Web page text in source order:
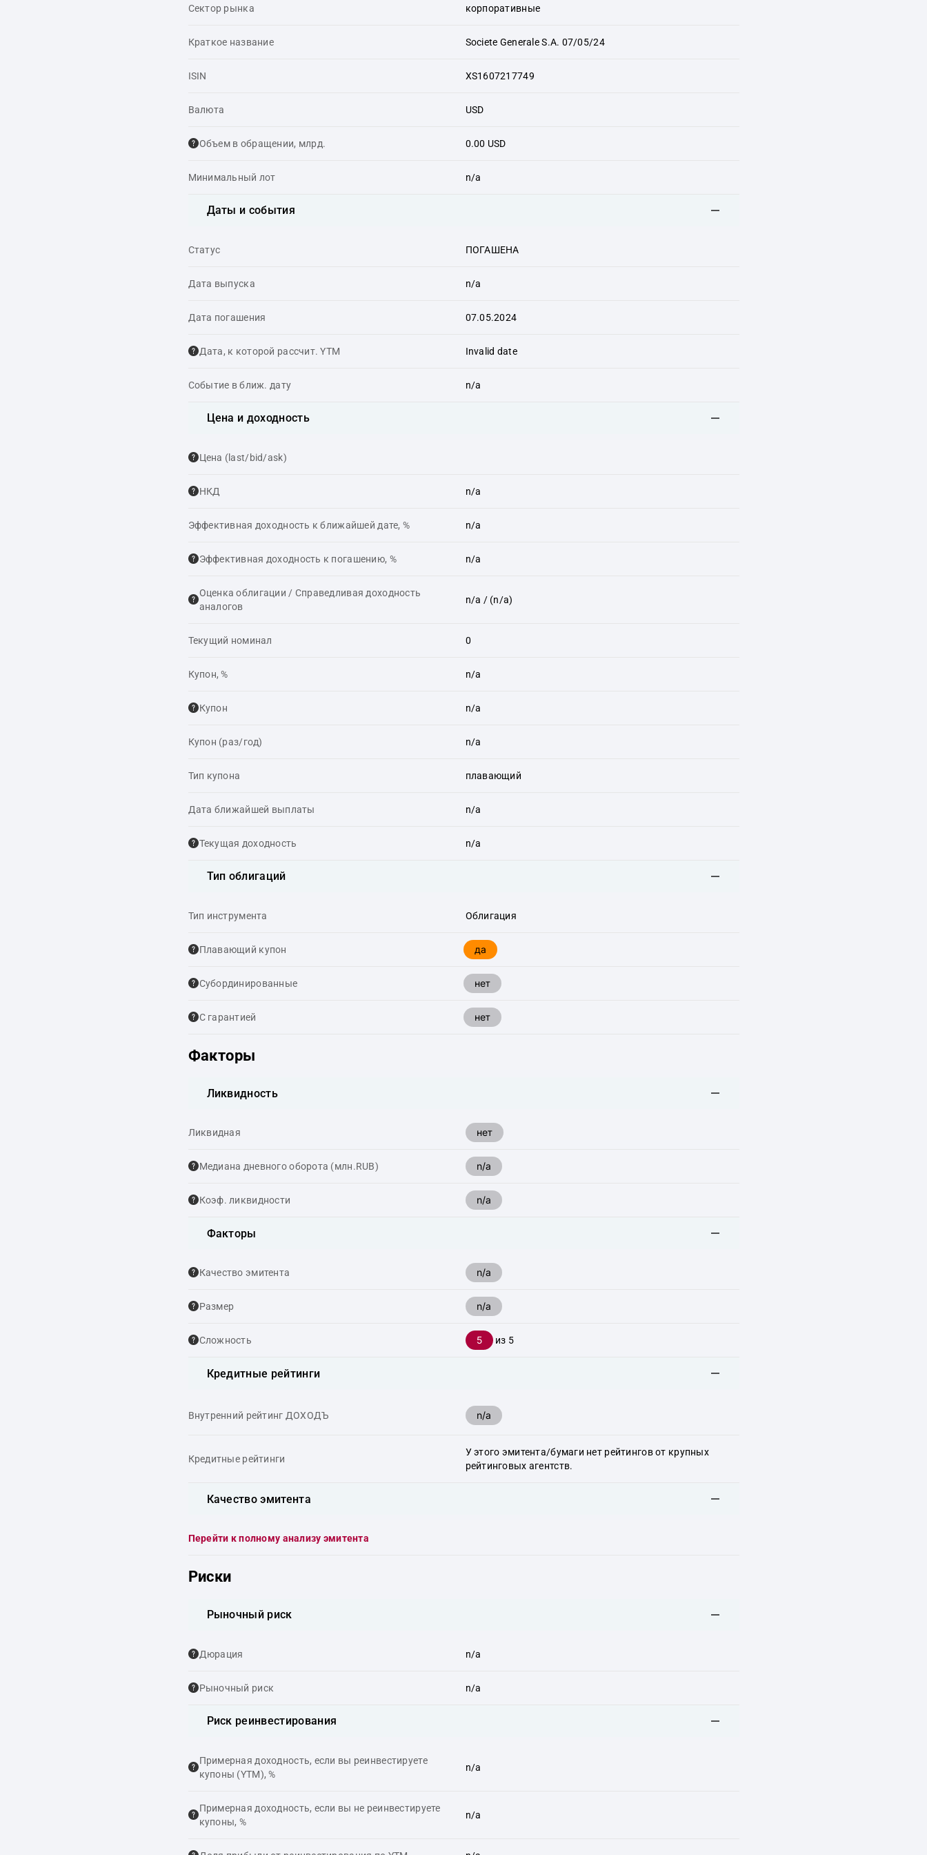
Сектор рынка корпоративные
Краткое название Societe Generale S.A. 07/05/24
ISIN XS1607217749
Валюта USD
Объем в обращении, млрд. 0.00 USD
Минимальный лот n/a
Даты и события
Статус ПОГАШЕНА
Дата выпуска n/a
Дата погашения 07.05.2024
Дата, к которой рассчит. YTM Invalid date
Событие в ближ. дату n/a
Цена и доходность
Цена (last/bid/ask)
НКД n/a
Эффективная доходность к ближайшей дате, % n/a
Эффективная доходность к погашению, % n/a
Оценка облигации / Справедливая доходность
аналогов
n/a / (n/a)
Текущий номинал 0
Купон, % n/a
Купон n/a
Купон (раз/год) n/a
Тип купона плавающий
Дата ближайшей выплаты n/a
Текущая доходность n/a
Тип облигаций
Тип инструмента Облигация
Плавающий купон да
Cубординированные нет
С гарантией нет
Факторы
Ликвидность
Ликвидная нет
Медиана дневного оборота (млн.RUB) n/a
Коэф. ликвидности n/a
Факторы
Качество эмитента n/a
Размер n/a
Сложность 5 из 5
Кредитные рейтинги
Внутренний рейтинг ДОХОДЪ n/a
Кредитные рейтинги
У этого эмитента/бумаги нет рейтингов от крупных
рейтинговых агентств.
Качество эмитента
Перейти к полному анализу эмитента
Риски
Рыночный риск
Дюрация n/a
Рыночный риск n/a
Риск реинвестирования
Примерная доходность, если вы реинвестируете
купоны (YTM), %
n/a
Примерная доходность, если вы не реинвестируете
купоны, %
n/a